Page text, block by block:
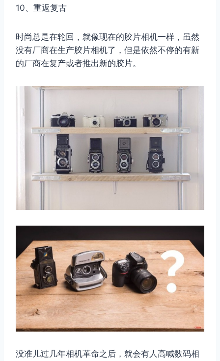
10、重返复古
时尚总是在轮回，就像现在的胶片相机一样，虽然
没有厂商在生产胶片相机了，但是依然不停的有新
的厂商在复产或者推出新的胶片。
没准儿过几年相机革命之后，就会有人高喊数码相